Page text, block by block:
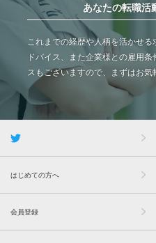
あなたの転職活
これまでの経歴や人柄を活かせ
ドバイス、また企業様との雇用
スもございますので、まずはお気
はじめての方へ
会員登録